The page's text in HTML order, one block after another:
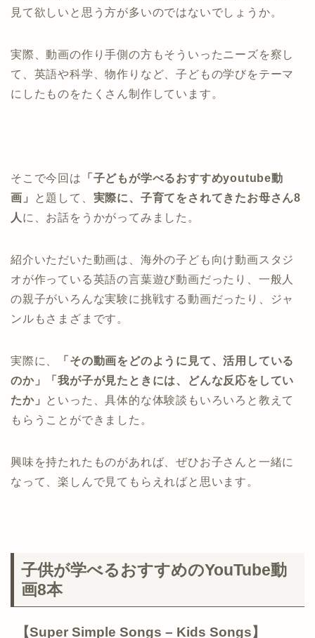
見て欲しいと思う方が多いのではないでしょうか。
実際、動画の作り手側の方もそういったニーズを察し
て、英語や科学、物作りなど、子どもの学びをテーマ
にしたものをたくさん制作しています。
そこで今回は
「子どもが学べるおすすめyoutube動
画」
と題して、 実際に、子育てをされてきたお母さん8
人 に、お話をうかがってみました。
紹介いただいた動画は、海外の子ども向け動画スタジ
オが作っている英語の言葉遊び動画だったり、一般人
の親子がいろんな実験に挑戦する動画だったり、ジャ
ンルもさまざまです。
実際に、
「その動画をどのように見て、活用している
のか」「我が子が見たときには、どんな反応をしてい
たか」 といった、具体的な体験談もいろいろと教えて
もらうことができました。
興味を持たれたものがあれば、ぜひお子さんと一緒に
なって、楽しんで見てもらえればと思います。
子供が学べるおすすめのYouTube動
画8本
【Super Simple Songs – Kids Songs】